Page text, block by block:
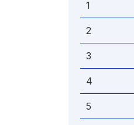
1
2
3
4
5